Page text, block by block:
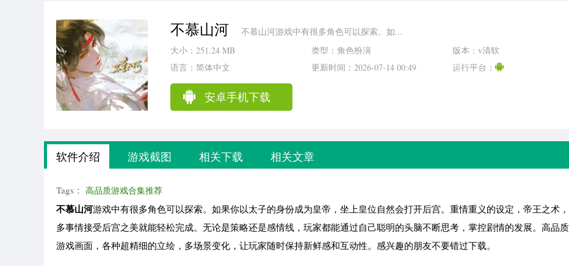
不慕山河
不慕山河游戏中有很多角色可以探索。如...
大小：251.24 MB
类型：角色扮演
版本：v清软
语言：简体中文
更新时间：2026-07-14 00:49 运行平台：
安卓手机下载
软件介绍 游戏截图 相关下载 相关文章
Tags： 高品质游戏合集推荐
不慕山河游戏中有很多角色可以探索。如果你以太子的身份成为皇帝，坐上皇位自然会打开后宫。重情重义的设定，帝王之术
多事情接受后宫之美就能轻松完成。无论是策略还是感情线，玩家都能通过自己聪明的头脑不断思考，掌控剧情的发展。高品
游戏画面，各种超精细的立绘，多场景变化，让玩家随时保持新鲜感和互动性。感兴趣的朋友不要错过下载。